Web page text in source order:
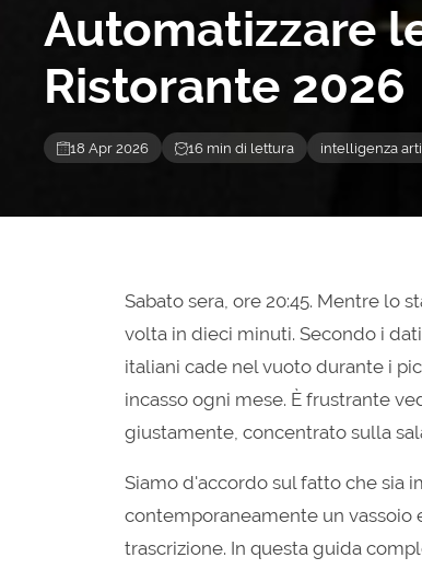
Automatizzare
Ristorante 2026
18 Apr 2026 16 min di lettura intelligenza
Sabato sera, ore 20:45. Mentre lo
volta in dieci minuti. Secondo i
italiani cade nel vuoto durante i
incasso ogni mese. È frustrante
giustamente, concentrato sulla
Siamo d'accordo sul fatto che sia
contemporaneamente un vassoio
trascrizione. In questa guida